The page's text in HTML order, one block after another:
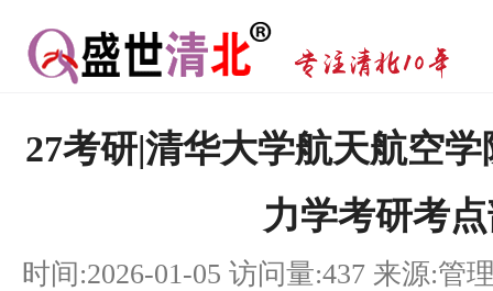
27考研|清华大学航天航空
力学考研考
时间:2026-01-05 访问量:437 来源:管